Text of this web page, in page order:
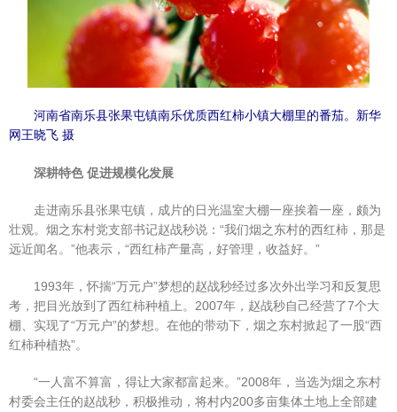
广告服务
返回首页
河南省南乐县张果屯镇南乐优质西红柿小镇大棚里的番茄。新华
网王晓飞 摄
深耕特色 促进规模化发展
走进南乐县张果屯镇，成片的日光温室大棚一座挨着一座，颇为
壮观。烟之东村党支部书记赵战秒说：“我们烟之东村的西红柿，那是
远近闻名。”他表示，“西红柿产量高，好管理，收益好。”
1993年，怀揣“万元户”梦想的赵战秒经过多次外出学习和反复思
考，把目光放到了西红柿种植上。2007年，赵战秒自己经营了7个大
棚、实现了“万元户”的梦想。在他的带动下，烟之东村掀起了一股“西
红柿种植热”。
“一人富不算富，得让大家都富起来。”2008年，当选为烟之东村
村委会主任的赵战秒，积极推动，将村内200多亩集体土地上全部建